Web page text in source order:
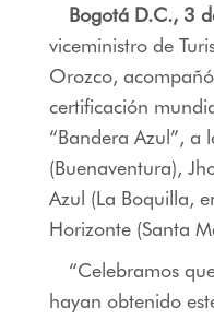
Bogotá D.C., 3
viceministro de
Orozco,
certificación
“Bandera Azul”, a
(Buenaventura),
Azul (La Boquilla,
Horizonte (Santa
“Celebramos
hayan obtenido